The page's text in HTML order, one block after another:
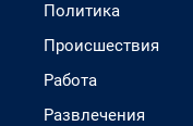
Политика
Происшествия
Работа
Развлечения